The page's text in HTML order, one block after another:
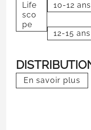
Life
sco
pe
10-12 ans
12-15 ans
En savoir plus